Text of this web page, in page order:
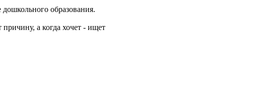
образования.
а когда хочет - ищет